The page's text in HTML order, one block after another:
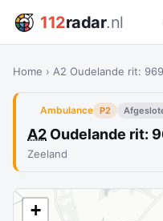
112radar.nl
Home › A2 Oudelande rit:
Ambulance P2
A2 Oudelande rit:
Zeeland
+